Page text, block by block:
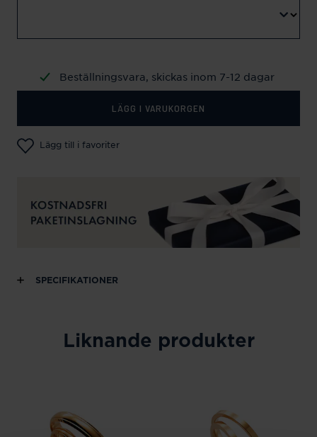
Beställningsvara, skickas inom 7-12 dagar
LÄGG I VARUKORGEN
Lägg till i favoriter
SPECIFIKATIONER
Liknande produkter